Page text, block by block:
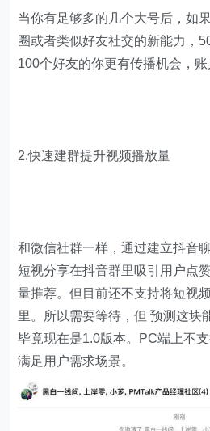
当你有足够多的几个大号后，如
圈或者类似好友社交的新能力，
100个好友的你更有传播机会，账
2.快速建群提升视频播放量
和微信社群一样，通过建立抖音
短视分享在抖音群里吸引用户点
量推荐。但目前还不支持将短视
里。所以需要等待，但 预测这块
毕竟现在是1.0版本。PC端上不
满足用户需求场景。